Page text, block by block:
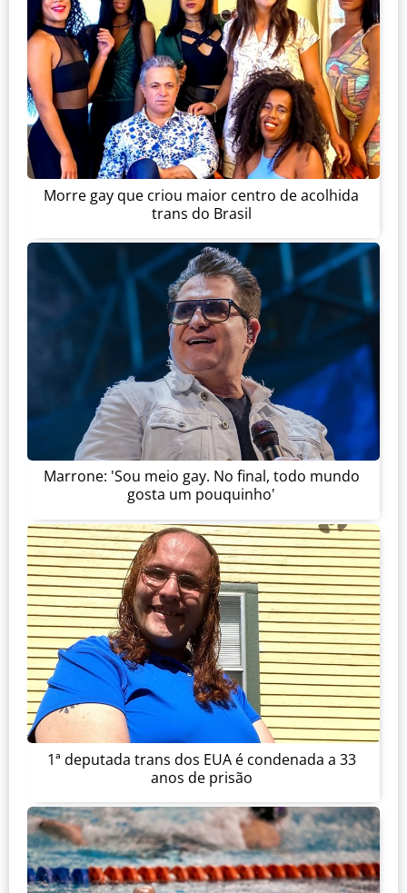
Morre gay que criou maior centro de acolhida
trans do Brasil
Marrone: 'Sou meio gay. No final, todo mundo
gosta um pouquinho'
1ª deputada trans dos EUA é condenada a 33
anos de prisão